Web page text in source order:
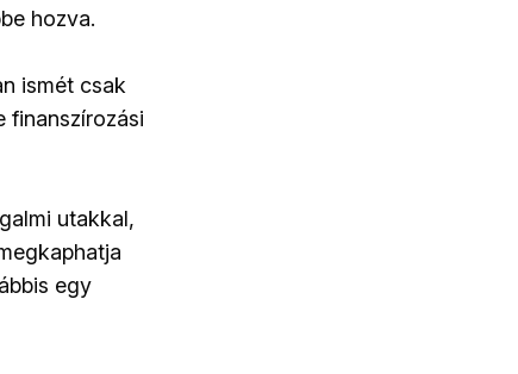
hozva.
ismét csak
finanszírozási
utakkal,
egy